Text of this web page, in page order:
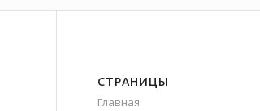
СТРАНИЦЫ
Главная